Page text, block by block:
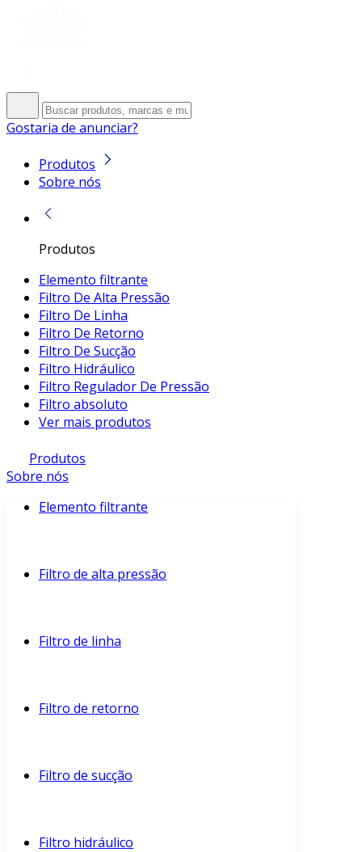
Gostaria de anunciar?
Produtos
Sobre nós
Produtos
Elemento filtrante
Filtro De Alta Pressão
Filtro De Linha
Filtro De Retorno
Filtro De Sucção
Filtro Hidráulico
Filtro Regulador De Pressão
Filtro absoluto
Ver mais produtos
Produtos
Sobre nós
Elemento filtrante
Filtro de alta pressão
Filtro de linha
Filtro de retorno
Filtro de sucção
Filtro hidráulico